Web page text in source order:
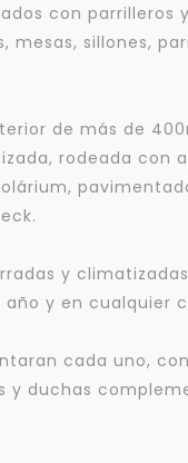
con parrilleros
mesas, sillones,
de más de
rodeada con
y
y en cualquier
cada uno,
y duchas